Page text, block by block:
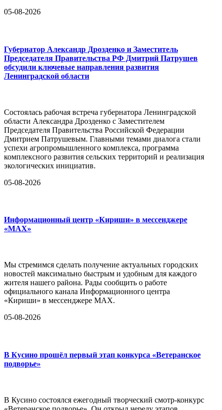
05-08-2026
Губернатор Александр Дрозденко и Заместитель
Председателя Правительства РФ Дмитрий Патрушев
обсудили ключевые направления развития
Ленинградской области
Состоялась рабочая встреча губернатора Ленинградской
области Александра Дрозденко с Заместителем
Председателя Правительства Российской Федерации
Дмитрием Патрушевым. Главными темами диалога стали
успехи агропромышленного комплекса, программа
комплексного развития сельских территорий и реализация
экологических инициатив.
05-08-2026
Информационный центр «Кириши» в мессенджере
«MAX»
Мы стремимся сделать получение актуальных городских
новостей максимально быстрым и удобным для каждого
жителя нашего района. Рады сообщить о работе
официального канала Информационного центра
«Кириши» в мессенджере MAX.
05-08-2026
В Кусино прошёл первый этап конкурса «Ветеранское
подворье»
В Кусино состоялся ежегодный творческий смотр-конкурс